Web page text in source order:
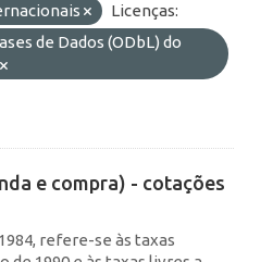
Licenças:
de Dados (ODbL) do
e compra) - cotações
refere-se às taxas